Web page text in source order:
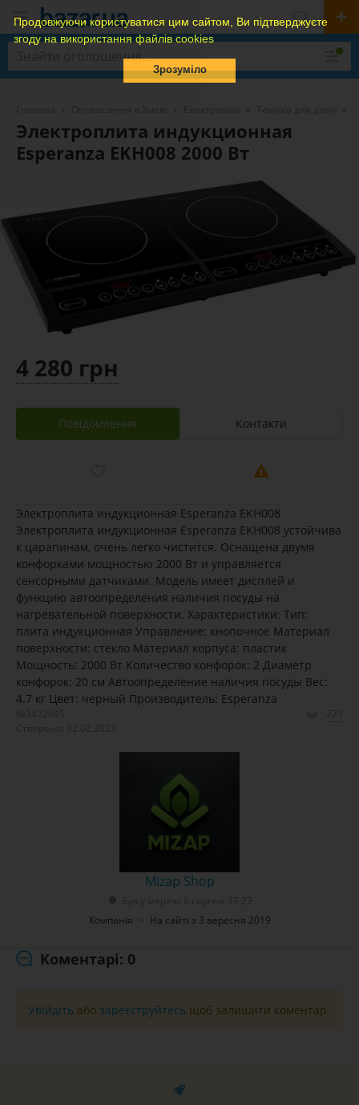
Продовжуючи користуватися цим сайтом, Ви підтверджуєте
згоду на використання файлів cookies
Зрозуміло
Электроплита индукционная
Esperanza EKH008 2000 Вт
4 280 грн
Повідомлення Контакти
Электроплита индукционная Esperanza EKH008
Электроплита индукционная Esperanza EKH008 устойчива
к царапинам, очень легко чистится. Оснащена двумя
конфорками мощностью 2000 Вт и управляется
сенсорными датчиками. Модель имеет дисплей и
функцию автоопределения наличия посуды на
нагревательной поверхности. Характеристики: Тип:
плита индукционная Управление: кнопочное Материал
поверхности: стекло Материал корпуса: пластик
Мощность: 2000 Вт Количество конфорок: 2 Диаметр
конфорок: 20 см Автоопределение наличия посуды Вес:
4.7 кг Цвет: черный Производитель: Esperanza
Mizap Shop
Компанія
На сайті з 3 вересня 2019
Коментарі: 0
Увійдіть або зареєструйтесь щоб залишити коментар.